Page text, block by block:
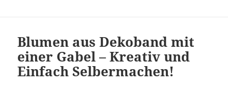
Blumen aus Dekoband mit
einer Gabel – Kreativ und
Einfach Selbermachen!